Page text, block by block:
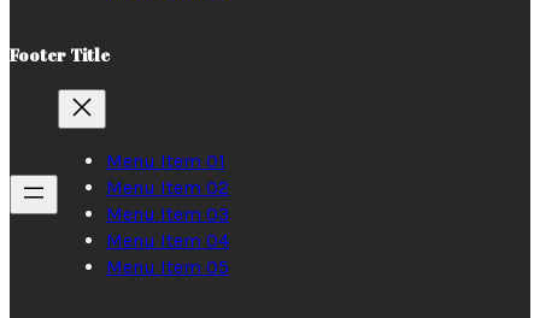
Footer Title
Menu Item 01
Menu Item 02
Menu Item 03
Menu Item 04
Menu Item 05